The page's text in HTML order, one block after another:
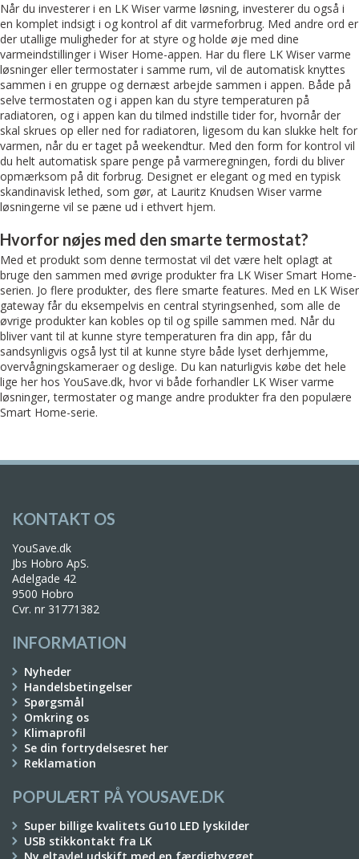
Når du investerer i en LK Wiser varme løsning, investerer du også i
en komplet indsigt i og kontrol af dit varmeforbrug. Med andre ord er
der utallige muligheder for at styre og holde øje med dine
varmeindstillinger i Wiser Home-appen. Har du flere LK Wiser varme
løsninger eller termostater i samme rum, vil de automatisk knyttes
sammen i en gruppe og dernæst arbejde sammen i appen. Både på
selve termostaten og i appen kan du styre temperaturen på
radiatoren, og i appen kan du tilmed indstille tider for, hvornår der
skal skrues op eller ned for radiatoren, ligesom du kan slukke helt for
varmen, når du er taget på weekendtur. Med den form for kontrol vil
du helt automatisk spare penge på varmeregningen, fordi du bliver
opmærksom på dit forbrug. Designet er elegant og med en typisk
skandinavisk lethed, som gør, at Lauritz Knudsen Wiser varme
løsningerne vil se pæne ud i ethvert hjem.
Hvorfor nøjes med den smarte termostat?
Med et produkt som denne termostat vil det være helt oplagt at
bruge den sammen med øvrige produkter fra LK Wiser Smart Home-
serien. Jo flere produkter, des flere smarte features. Med en LK Wiser
gateway får du eksempelvis en central styringsenhed, som alle de
øvrige produkter kan kobles op til og spille sammen med. Når du
bliver vant til at kunne styre temperaturen fra din app, får du
sandsynligvis også lyst til at kunne styre både lyset derhjemme,
overvågningskameraer og deslige. Du kan naturligvis købe det hele
lige her hos YouSave.dk, hvor vi både forhandler LK Wiser varme
løsninger, termostater og mange andre produkter fra den populære
Smart Home-serie.
KONTAKT OS
YouSave.dk
Jbs Hobro ApS.
Adelgade 42
9500 Hobro
Cvr. nr 31771382
INFORMATION
Nyheder
Handelsbetingelser
Spørgsmål
Omkring os
Klimaprofil
Se din fortrydelsesret her
Reklamation
POPULÆRT PÅ YOUSAVE.DK
Super billige kvalitets Gu10 LED lyskilder
USB stikkontakt fra LK